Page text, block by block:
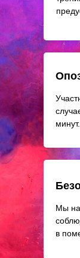
минут.
Мы
в